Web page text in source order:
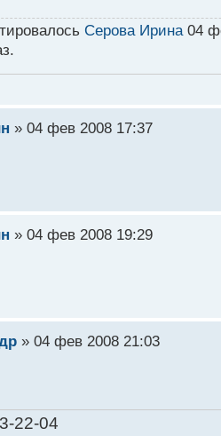
Серова Ирина 04
» 04 фев 2008 17:37
» 04 фев 2008 19:29
» 04 фев 2008 21:03
22-04